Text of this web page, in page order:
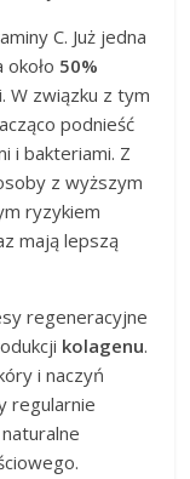
C. Już jedna
50%
W związku z tym
podnieść
i bakteriami. Z
z wyższym
ryzykiem
mają lepszą
regeneracyjne
kolagenu.
i naczyń
regularnie